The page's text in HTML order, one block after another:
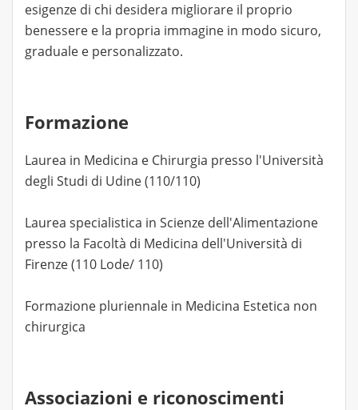
esigenze di chi desidera migliorare il proprio
benessere e la propria immagine in modo sicuro,
graduale e personalizzato.
Formazione
Laurea in Medicina e Chirurgia presso l'Università
degli Studi di Udine (110/110)
Laurea specialistica in Scienze dell'Alimentazione
presso la Facoltà di Medicina dell'Università di
Firenze (110 Lode/ 110)
Formazione pluriennale in Medicina Estetica non
chirurgica
Associazioni e riconoscimenti